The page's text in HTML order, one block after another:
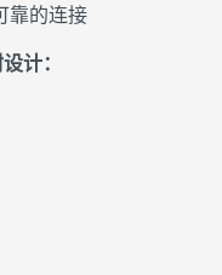
靠的连接
计：